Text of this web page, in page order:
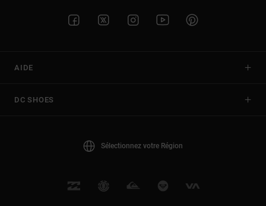
AIDE
DC SHOES
Sélectionnez votre Région